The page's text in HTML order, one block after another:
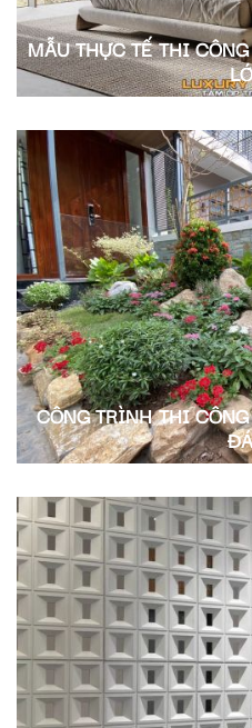
MẪU THỰC TẾ THI
CÔNG TRÌNH THI